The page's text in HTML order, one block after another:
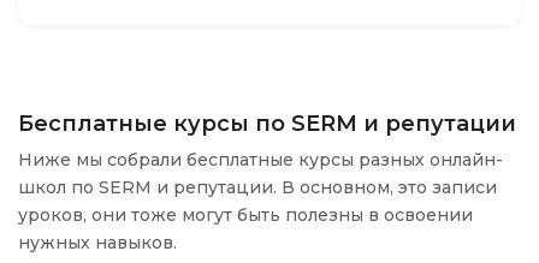
Бесплатные курсы по SERM и репутации
Ниже мы собрали бесплатные курсы разных онлайн-
школ по SERM и репутации. В основном, это записи
уроков, они тоже могут быть полезны в освоении
нужных навыков.